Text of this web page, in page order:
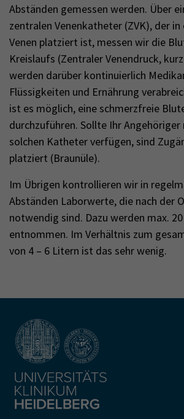
Abständen gemessen werden. Über
zentralen Venenkatheter (ZVK), der in
Venen platziert ist, messen wir die
Kreislaufs (Zentraler Venendruck,
werden darüber kontinuierlich
Flüssigkeiten und Ernährung
ist es möglich, eine schmerzfreie
durchzuführen. Sollte Ihr Angehöriger
solchen Katheter verfügen, sind
platziert (Braunüle).
Im Übrigen kontrollieren wir in
Abständen Laborwerte, die nach der
notwendig sind. Dazu werden max.
entnommen. Im Verhältnis zum
von 4 – 6 Litern ist das sehr wenig.